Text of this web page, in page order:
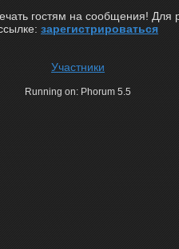
гостям на сообщения! Для
зарегистрироваться
Участники
Running on: Phorum 5.5